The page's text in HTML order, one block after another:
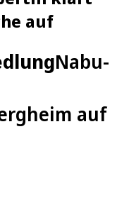
auf
Nabu-
auf